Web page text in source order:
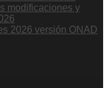
modificaciones y
2026 versión ONAD